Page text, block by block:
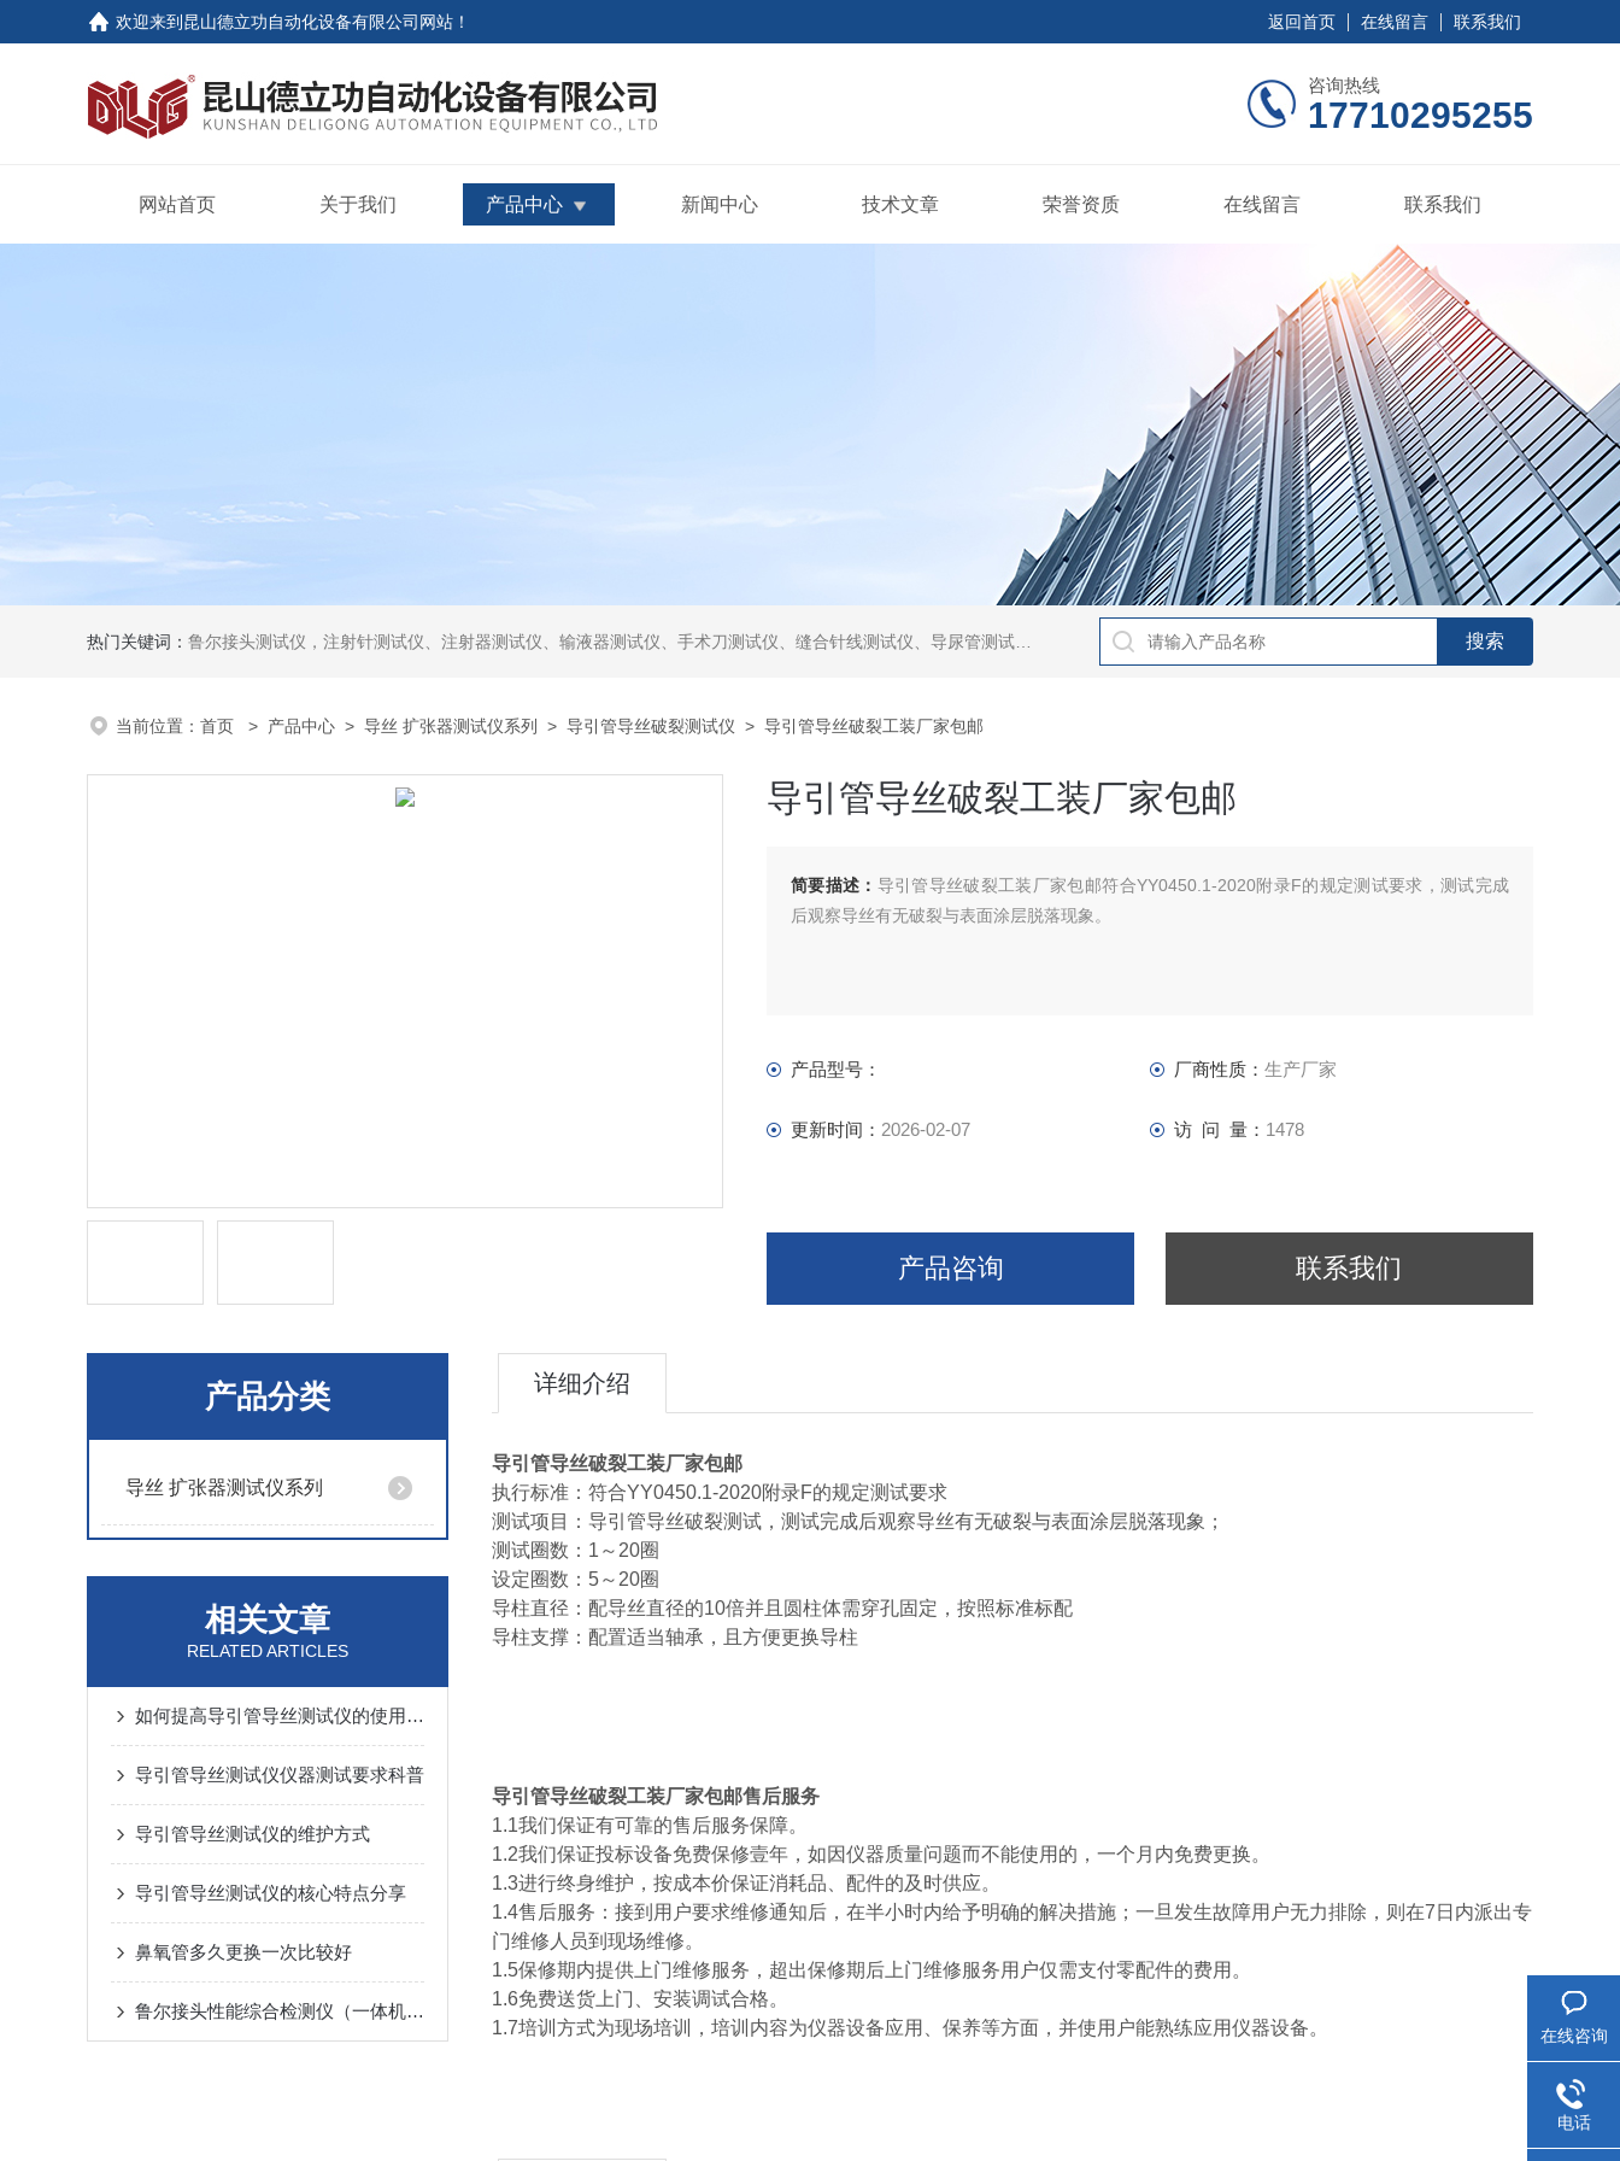
欢迎来到 昆山德立功自动化设备有限公司网站 ！ 返回首页 在线留言 联系我们
咨询热线
17710295255
网站首页 关于我们 产品中心 新闻中心 技术文章 荣誉资质 在线留言 联系我们
热门关键词： 鲁尔接头测试仪，注射针测试仪、注射器测试仪、输液器测试仪、手术刀测试仪、缝合针线测试仪、导尿管测试仪、医用镊钳测试仪、导引管导丝测试仪、针灸针测试仪、留置针测试仪
当前位置： 首页 > 产品中心 > 导丝 扩张器测试仪系列 > 导引管导丝破裂测试仪 > 导引管导丝破裂工装厂家包邮
导引管导丝破裂工装厂家包邮
简要描述： 导引管导丝破裂工装厂家包邮符合YY0450.1-2020附录F的规定测试要求，测试完成
后观察导丝有无破裂与表面涂层脱落现象。
产品型号： 厂商性质： 生产厂家
更新时间： 2026-02-07 访 问 量： 1478
产品咨询 联系我们
产品分类
导丝 扩张器测试仪系列
相关文章
RELATED ARTICLES
如何提高导引管导丝测试仪的使用寿命？
导引管导丝测试仪仪器测试要求科普
导引管导丝测试仪的维护方式
导引管导丝测试仪的核心特点分享
鼻氧管多久更换一次比较好
鲁尔接头性能综合检测仪（一体机）的广泛应用
详细介绍
导引管导丝破裂工装厂家包邮
执行标准：符合YY0450.1-2020附录F的规定测试要求
测试项目：导引管导丝破裂测试，测试完成后观察导丝有无破裂与表面涂层脱落现象；
测试圈数：1～20圈
设定圈数：5～20圈
导柱直径：配导丝直径的10倍并且圆柱体需穿孔固定，按照标准标配
导柱支撑：配置适当轴承，且方便更换导柱
导引管导丝破裂工装厂家包邮售后服务
1.1我们保证有可靠的售后服务保障。
1.2我们保证投标设备免费保修壹年，如因仪器质量问题而不能使用的，一个月内免费更换。
1.3进行终身维护，按成本价保证消耗品、配件的及时供应。
1.4售后服务：接到用户要求维修通知后，在半小时内给予明确的解决措施；一旦发生故障用户无力排除，则在7日内派出专
门维修人员到现场维修。
1.5保修期内提供上门维修服务，超出保修期后上门维修服务用户仅需支付零配件的费用。
1.6免费送货上门、安装调试合格。
1.7培训方式为现场培训，培训内容为仪器设备应用、保养等方面，并使用户能熟练应用仪器设备。
在线咨询
电话